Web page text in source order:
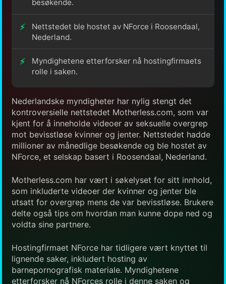
besøkende.
Nettstedet ble hostet av NForce i Roosendaal,
Nederland.
Myndighetene etterforsker nå hostingfirmaets
rolle i saken.
Nederlandske myndigheter har nylig stengt det
kontroversielle nettstedet Motherless.com, som var
kjent for å inneholde videoer av seksuelle overgrep
mot bevisstløse kvinner og jenter. Nettstedet hadde
millioner av månedlige besøkende og ble hostet av
NForce, et selskap basert i Roosendaal, Nederland.
Motherless.com har vært i søkelyset for sitt innhold,
som inkluderte videoer der kvinner og jenter ble
utsatt for overgrep mens de var bevisstløse. Brukere
delte også tips om hvordan man kunne dope ned og
voldta sine partnere.
Hostingfirmaet NForce har tidligere vært knyttet til
lignende saker, inkludert hosting av
barnepornografisk materiale. Myndighetene
etterforsker nå NForces rolle i denne saken og